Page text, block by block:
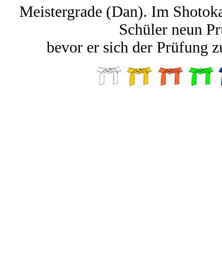
Meistergrade (Dan). Im
Schüler neun
bevor er sich der Prüfung